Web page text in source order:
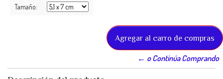
Tamaño:
← o Continúa Comprando